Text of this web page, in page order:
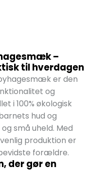
–
til hverdagen
er den
og
i 100% økologisk
hud og
små uheld. Med
produktion er
forældre.
der gør en